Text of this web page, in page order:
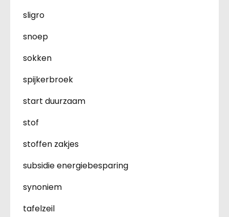
sligro
snoep
sokken
spijkerbroek
start duurzaam
stof
stoffen zakjes
subsidie energiebesparing
synoniem
tafelzeil